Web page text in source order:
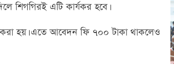
শিগগিরই এটি কার্যকর হবে।
হয়। এতে আবেদন ফি ৭০০ টাকা থাকলেও